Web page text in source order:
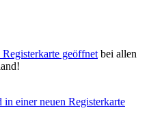
geöffnet bei allen
in einer neuen Registerkarte